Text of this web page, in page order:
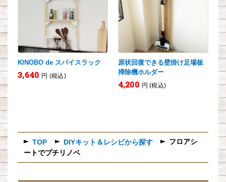
TOP DIYキット＆レシピから探す
フロアシ
ートでプチリノベ
KINOBO de スパイスラック
3,640 円 (税込)
原状回復できる壁掛け足場板
掃除機ホルダー
4,200 円 (税込)